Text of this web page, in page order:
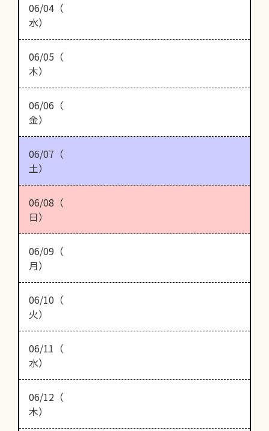
06/04（
水）
06/05（
木）
06/06（
金）
06/07（
土）
06/08（
日）
06/09（
月）
06/10（
火）
06/11（
水）
06/12（
木）